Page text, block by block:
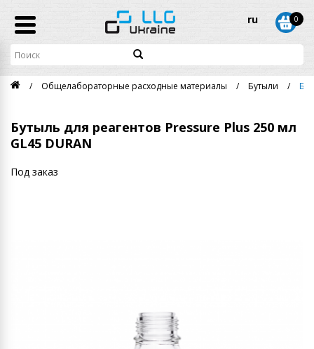
ru 0
Общелабораторные расходные материалы Бутыли
Бутыль для реагентов Pressure Plus 250 мл
GL45 DURAN
Под заказ